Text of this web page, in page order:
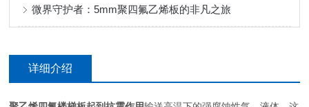
微界守护者：5mm聚四氟乙烯板的非凡之旅
详细介绍